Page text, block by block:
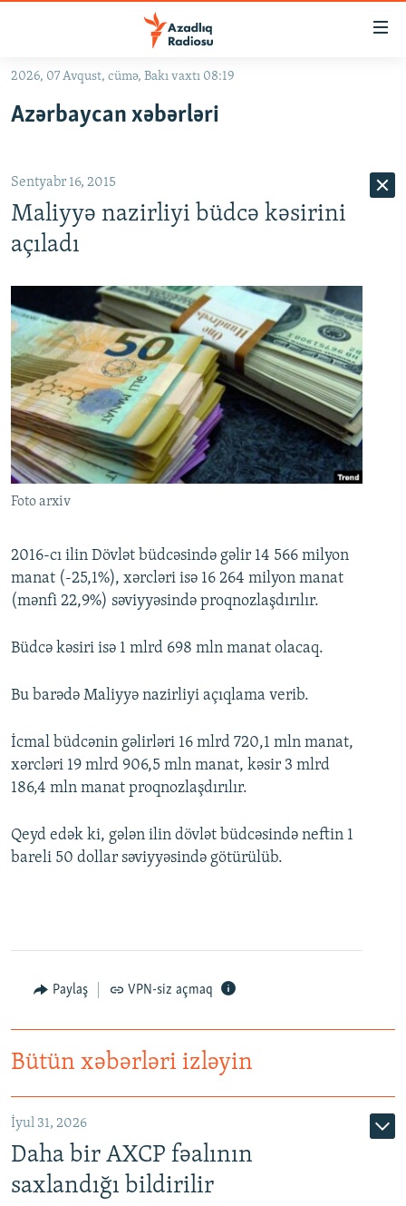
Əsas
qayıt
qayıt
Axtarışa
#ƏSLINDƏ
FƏRQƏ BAX
QANUNI DOĞRU
ARAŞDIRMA
MULTIMEDIA
VIDEO
FOTOQALEREYA
İNFOQRAFIKA
KARIKATURA
RADIO ARXIV
OXU ZALI
AZƏRBAYCAN ƏDƏBIYYATI KITABXANASI
İSLAM VƏ DEMOKRATIYA
HAQQIMIZDA
MISSIYAMIZ
PEŞƏ ETIKASI VƏ JURNALISTIKA STANDARTLARIMIZ
BIZIMLƏ ƏLAQƏ
XƏBƏR BÜLLETENLƏRIMIZ
BIZI IZLƏ
2026, 07 Avqust, cümə, Bakı vaxtı 08:19
Azərbaycan xəbərləri
Sentyabr 16, 2015
Maliyyə nazirliyi büdcə kəsirini
açıladı
Foto arxiv
2016-cı ilin Dövlət büdcəsində gəlir 14 566 milyon
manat (-25,1%), xərcləri isə 16 264 milyon manat
(mənfi 22,9%) səviyyəsində proqnozlaşdırılır.
Büdcə kəsiri isə 1 mlrd 698 mln manat olacaq.
Bu barədə Maliyyə nazirliyi açıqlama verib.
İcmal büdcənin gəlirləri 16 mlrd 720,1 mln manat,
xərcləri 19 mlrd 906,5 mln manat, kəsir 3 mlrd
186,4 mln manat proqnozlaşdırılır.
Qeyd edək ki, gələn ilin dövlət büdcəsində neftin 1
bareli 50 dollar səviyyəsində götürülüb.
Paylaş VPN-siz açmaq
Bütün xəbərləri izləyin
İyul 31, 2026
Daha bir AXCP fəalının
saxlandığı bildirilir